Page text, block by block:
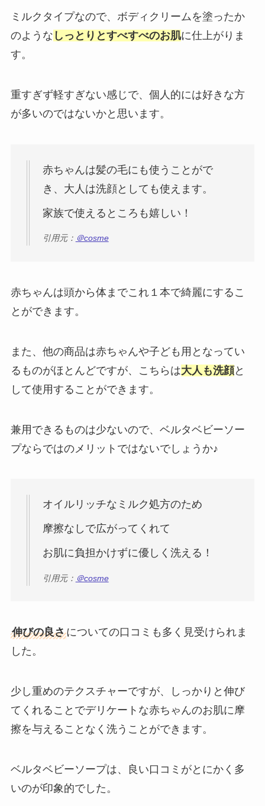
ミルクタイプなので、ボディクリームを塗ったか
のような しっとりとすべすべのお肌に仕上がりま
す。
重すぎず軽すぎない感じで、個人的には好きな方
が多いのではないかと思います。
赤ちゃんは髪の毛にも使うことがで
き、大人は洗顔としても使えます。
家族で使えるところも嬉しい！
引用元： ＠cosme
赤ちゃんは頭から体までこれ１本で綺麗にするこ
とができます。
また、他の商品は赤ちゃんや子ども用となってい
るものがほとんどですが、こちらは大人も洗顔と
して使用することができます。
兼用できるものは少ないので、ベルタベビーソー
プならではのメリットではないでしょうか♪
オイルリッチなミルク処方のため
摩擦なしで広がってくれて
お肌に負担かけずに優しく洗える！
引用元： ＠cosme
伸びの良さについての口コミも多く見受けられま
した。
少し重めのテクスチャーですが、しっかりと伸び
てくれることでデリケートな赤ちゃんのお肌に摩
擦を与えることなく洗うことができます。
ベルタベビーソープは、良い口コミがとにかく多
いのが印象的でした。